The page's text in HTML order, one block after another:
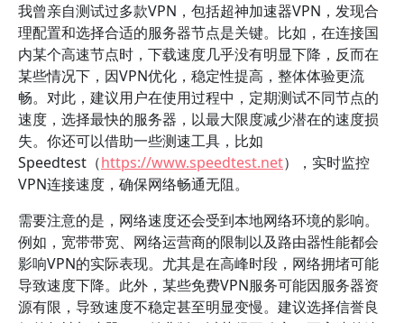
我曾亲自测试过多款VPN，包括超神加速器VPN，发现合
理配置和选择合适的服务器节点是关键。比如，在连接国
内某个高速节点时，下载速度几乎没有明显下降，反而在
某些情况下，因VPN优化，稳定性提高，整体体验更流
畅。对此，建议用户在使用过程中，定期测试不同节点的
速度，选择最快的服务器，以最大限度减少潜在的速度损
失。你还可以借助一些测速工具，比如
Speedtest（https://www.speedtest.net），实时监控
VPN连接速度，确保网络畅通无阻。
需要注意的是，网络速度还会受到本地网络环境的影响。
例如，宽带带宽、网络运营商的限制以及路由器性能都会
影响VPN的实际表现。尤其是在高峰时段，网络拥堵可能
导致速度下降。此外，某些免费VPN服务可能因服务器资
源有限，导致速度不稳定甚至明显变慢。建议选择信誉良